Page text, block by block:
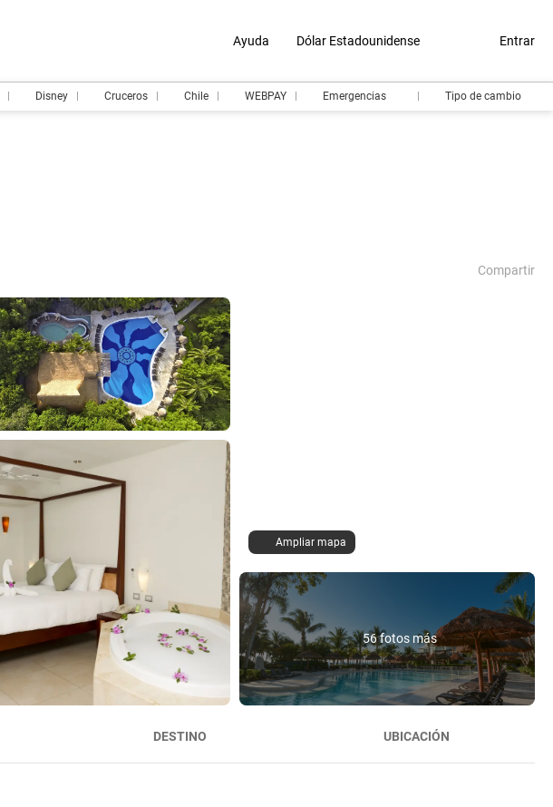
Ayuda Dólar Estadounidense Entrar
Disney Cruceros Chile WEBPAY Emergencias Tipo de cambio
Compartir
Ampliar mapa
56 fotos más
DESTINO UBICACIÓN